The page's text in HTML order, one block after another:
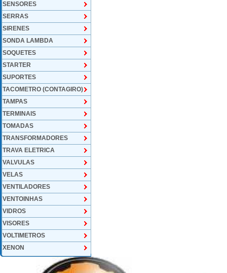
SENSORES
SERRAS
SIRENES
SONDA LAMBDA
SOQUETES
STARTER
SUPORTES
TACOMETRO (CONTAGIRO)
TAMPAS
TERMINAIS
TOMADAS
TRANSFORMADORES
TRAVA ELETRICA
VALVULAS
VELAS
VENTILADORES
VENTOINHAS
VIDROS
VISORES
VOLTIMETROS
XENON